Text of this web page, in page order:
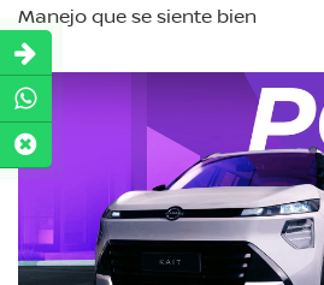
Manejo que se siente bien